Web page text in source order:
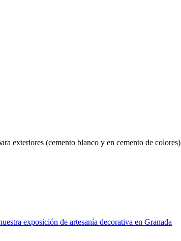
exteriores (cemento blanco y en cemento de colores)
exposición de artesanía decorativa en Granada